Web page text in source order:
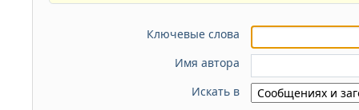
Ключевые слова
Имя автора
Искать в